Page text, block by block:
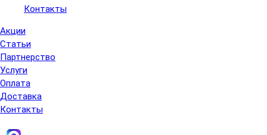
Контакты
Акции
Статьи
Партнерство
Услуги
Оплата
Доставка
Контакты